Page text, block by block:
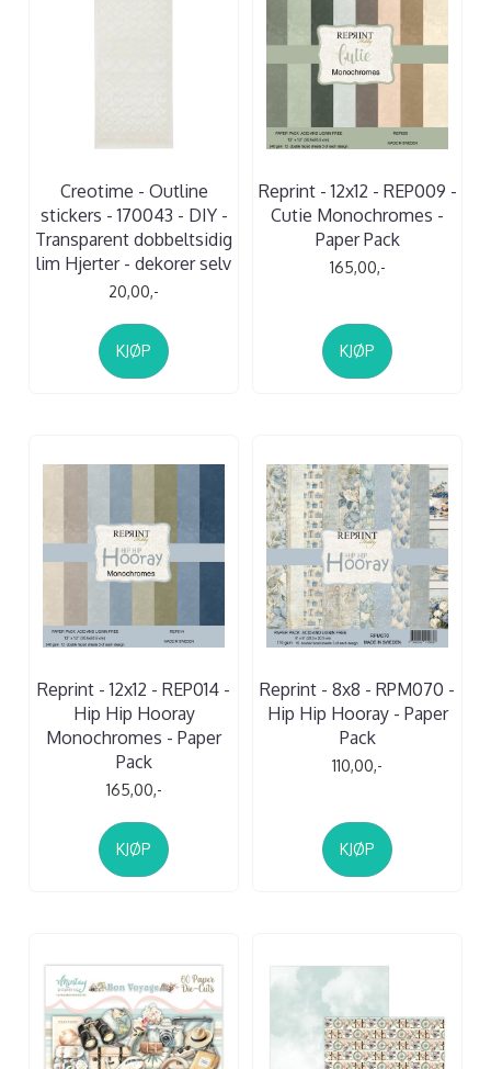
Creotime - Outline
stickers - 170043 - DIY -
Transparent dobbeltsidig
lim Hjerter - dekorer selv
20,00,-
KJØP
Reprint - 12x12 - REP009 -
Cutie Monochromes -
Paper Pack
165,00,-
KJØP
Reprint - 12x12 - REP014 -
Hip Hip Hooray
Monochromes - Paper
Pack
165,00,-
KJØP
Reprint - 8x8 - RPM070 -
Hip Hip Hooray - Paper
Pack
110,00,-
KJØP